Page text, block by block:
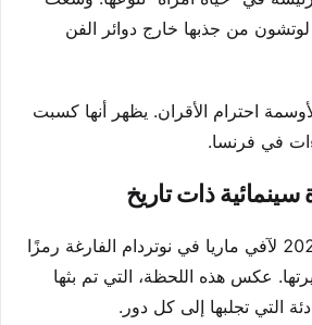
من جذبها خارج دوائر الفن
احترام الأقران. يظهر أنها كسبت
في فرنسا.
ذات تاريخ
أصبح أداؤها في عام 2020 لآفي ماريا في نوتردام الفارغة رمزًا
عكس هذه اللحظة، التي تم بثها
التي تجلبها إلى كل دور.